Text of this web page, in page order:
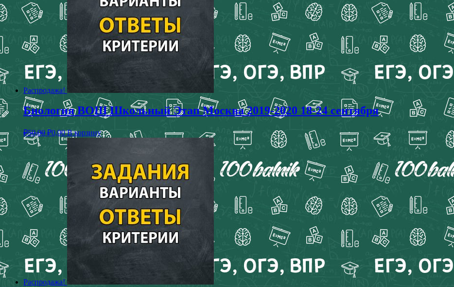
Распродажа!
Биология ВОШ Школьный Этап Москва 2019-2020 18-24 сентября
₽50,00 ₽0,00 В корзину
Распродажа!